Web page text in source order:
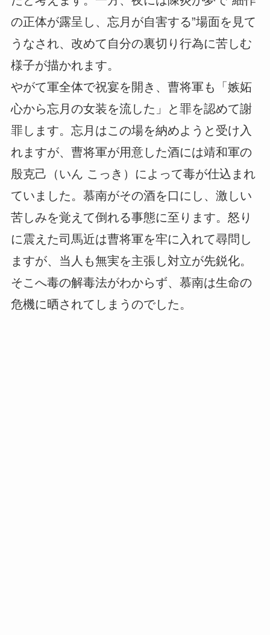
の正体が露呈し、忘月が自害する”場面を見て
うなされ、改めて自分の裏切り行為に苦しむ
様子が描かれます。
やがて軍全体で祝宴を開き、曹将軍も「嫉妬
心から忘月の女装を流した」と罪を認めて謝
罪します。忘月はこの場を納めようと受け入
れますが、曹将軍が用意した酒には靖和軍の
殷克己（いん こっき）によって毒が仕込まれ
ていました。慕南がその酒を口にし、激しい
苦しみを覚えて倒れる事態に至ります。怒り
に震えた司馬近は曹将軍を牢に入れて尋問し
ますが、当人も無実を主張し対立が先鋭化。
そこへ毒の解毒法がわからず、慕南は生命の
危機に晒されてしまうのでした。